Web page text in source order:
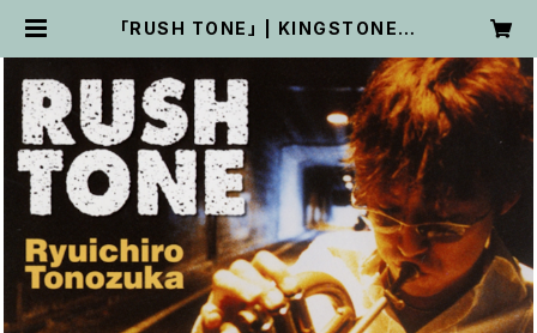
「RUSH TONE」 | KINGSTONE P